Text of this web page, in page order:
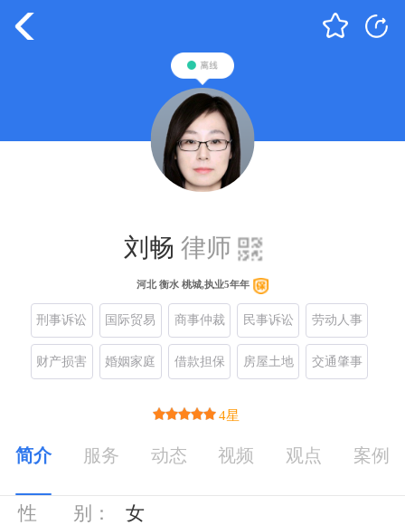
刘畅 律师
河北 衡水 桃城,执业5年年
刑事诉讼 国际贸易 商事仲裁 民事诉讼 劳动人事
财产损害 婚姻家庭 借款担保 房屋土地 交通肇事
4星
简介 服务 动态 视频 观点 案例
基本信息
性 别：
女